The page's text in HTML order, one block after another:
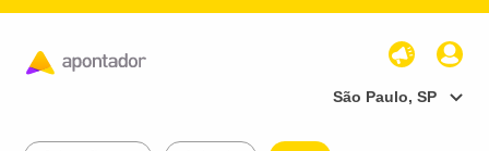
São Paulo, SP